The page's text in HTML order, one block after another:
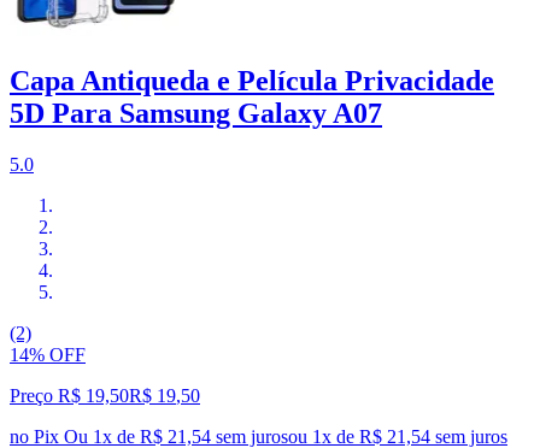
Capa Antiqueda e Película Privacidade
5D Para Samsung Galaxy A07
5.0
(2)
14% OFF
Preço R$ 19,50R$ 19,50
no Pix Ou 1x de R$ 21,54 sem jurosou 1x de R$ 21,54 sem juros